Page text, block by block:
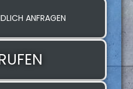
ANFRAGEN